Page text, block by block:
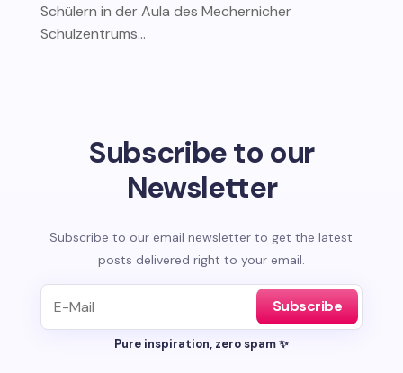
Schülern in der Aula des Mechernicher
Schulzentrums...
Subscribe to our
Newsletter
Subscribe to our email newsletter to get the latest
posts delivered right to your email.
Subscribe
Pure inspiration, zero spam ✨